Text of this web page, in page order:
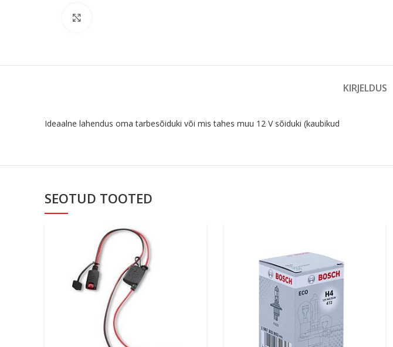
KIRJELDUS
Ideaalne lahendus oma tarbesõiduki või mis tahes muu 12 V sõiduki (kaubikud
SEOTUD TOOTED